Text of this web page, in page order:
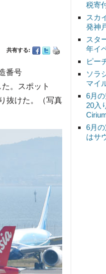
税寄
スカ
発神
スタ
年イ
ピー
ソラ
マイ
6月
20入
6月
はサ
共有する:
番号
。スポット
抜けた。（写真